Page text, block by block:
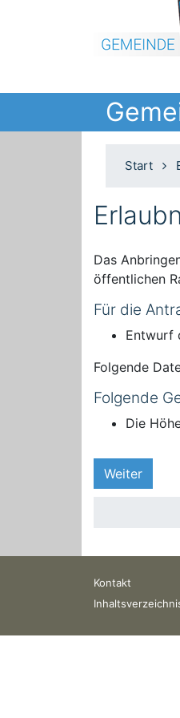
Start
Das
öffentlichen
Für die
Entwurf
Folgende
Folgende
Die
Weiter
Kontakt